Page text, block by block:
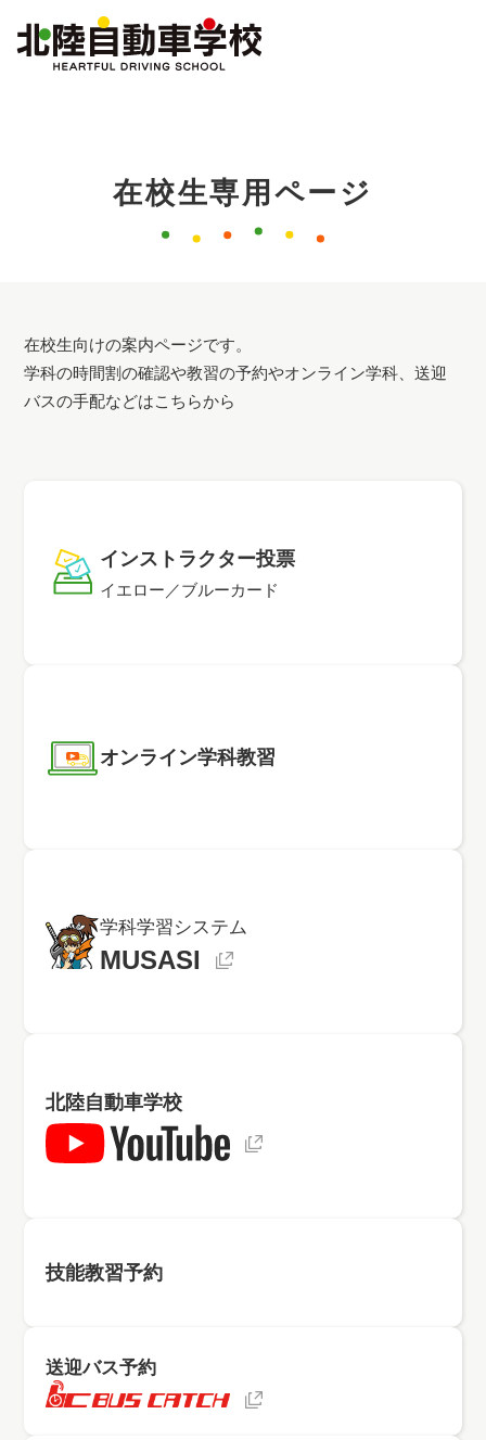
在校生専用ページ
在校生向けの案内ページです。
学科の時間割の確認や教習の予約やオンライン学科、送迎
バスの手配などはこちらから
インストラクター投票
イエロー／ブルーカード
オンライン学科教習
学科学習システム
MUSASI
北陸自動車学校
技能教習予約
送迎バス予約